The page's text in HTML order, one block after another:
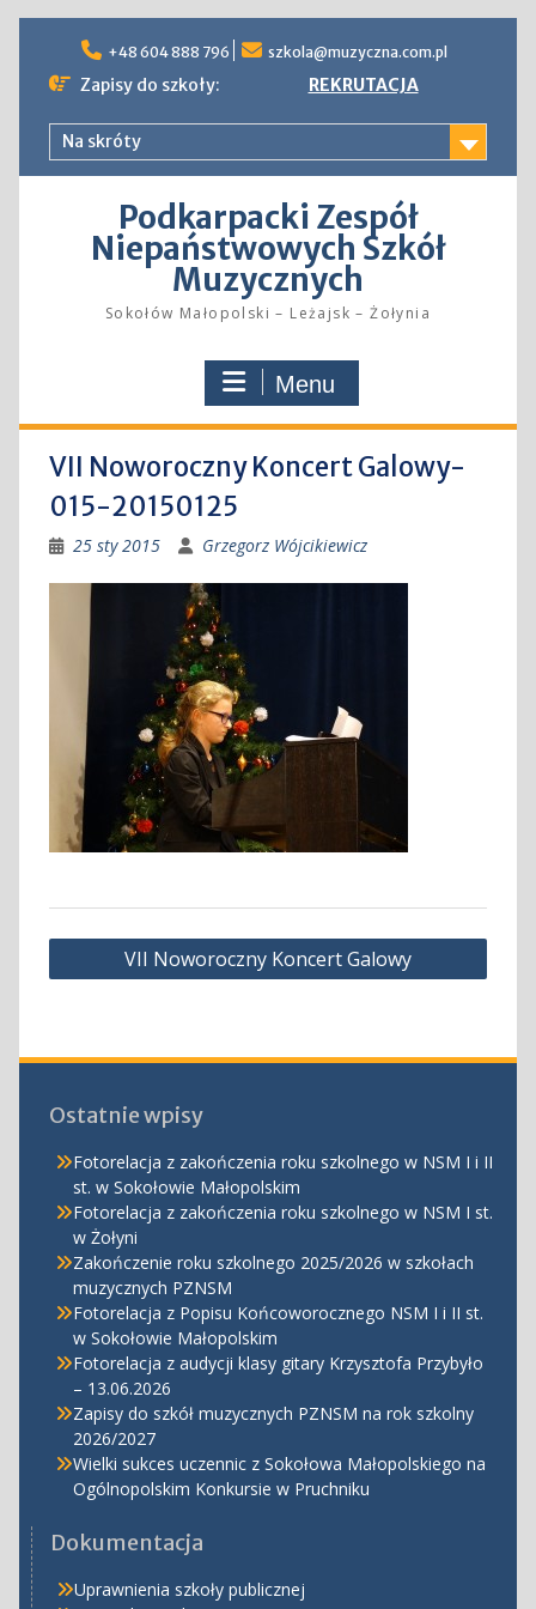
content
+48 604 888 796 szkola@muzyczna.com.pl
Zapisy do szkoły: REKRUTACJA
Na skróty
Podkarpacki Zespół
Niepaństwowych Szkół
Muzycznych
Sokołów Małopolski – Leżajsk – Żołynia
Menu
VII Noworoczny Koncert Galowy-
015-20150125
25 sty 2015 Grzegorz Wójcikiewicz
Nawigacja
wpisu
VII Noworoczny Koncert Galowy
Ostatnie wpisy
Fotorelacja z zakończenia roku szkolnego w NSM I i II
st. w Sokołowie Małopolskim
Fotorelacja z zakończenia roku szkolnego w NSM I st.
w Żołyni
Zakończenie roku szkolnego 2025/2026 w szkołach
muzycznych PZNSM
Fotorelacja z Popisu Końcoworocznego NSM I i II st.
w Sokołowie Małopolskim
Fotorelacja z audycji klasy gitary Krzysztofa Przybyło
– 13.06.2026
Zapisy do szkół muzycznych PZNSM na rok szkolny
2026/2027
Wielki sukces uczennic z Sokołowa Małopolskiego na
Ogólnopolskim Konkursie w Pruchniku
Dokumentacja
Uprawnienia szkoły publicznej